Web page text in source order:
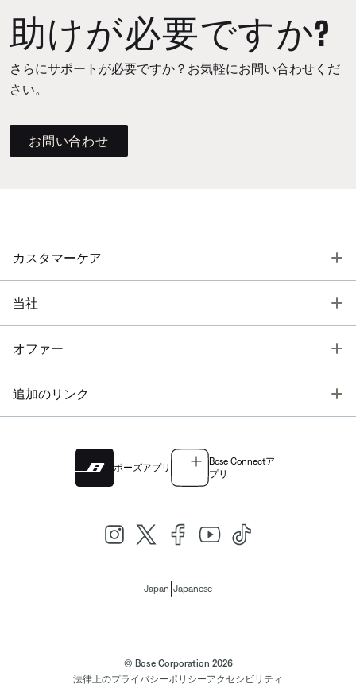
助けが必要ですか?
さらにサポートが必要ですか？お気軽にお問い合わせくだ
さい。
お問い合わせ
カスタマーケア
当社
オファー
追加のリンク
ボーズアプリ
Bose Connectア
プリ
Japan Japanese
© Bose Corporation 2026
法律上のプライバシーポリシーアクセシビリティ